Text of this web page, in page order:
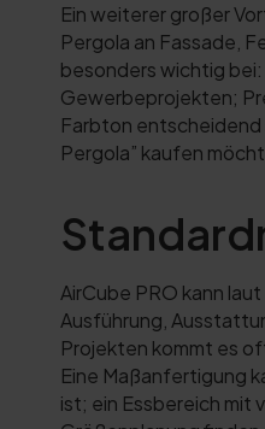
Ein weiterer großer
Pergola an Fassade,
besonders wichtig
Gewerbeprojekten;
Farbton entscheidend
Pergola” kaufen
AirCube PRO kann
Ausführung,
Projekten kommt es
Eine Maßanfertigung
ist; ein Essbereich mit